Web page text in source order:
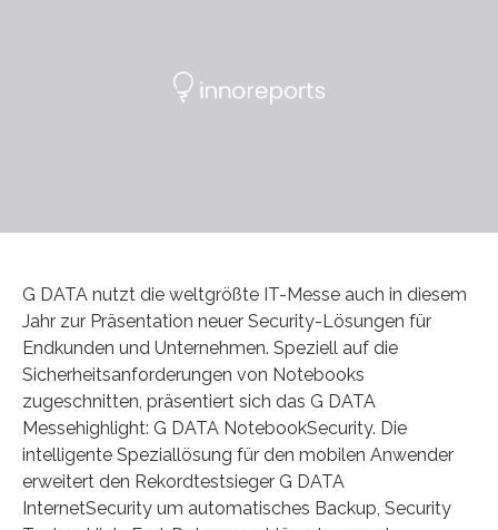
G DATA nutzt die weltgrößte IT-Messe auch in diesem
Jahr zur Präsentation neuer Security-Lösungen für
Endkunden und Unternehmen. Speziell auf die
Sicherheitsanforderungen von Notebooks
zugeschnitten, präsentiert sich das G DATA
Messehighlight: G DATA NotebookSecurity. Die
intelligente Speziallösung für den mobilen Anwender
erweitert den Rekordtestsieger G DATA
InternetSecurity um automatisches Backup, Security